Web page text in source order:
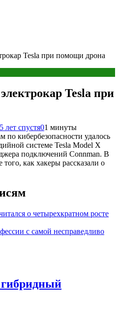
Tesla при помощи дрона
Tesla при
5 лет спустя01 минуты
кибербезопасности удалось
системе Tesla Model X
подключений Connman. В
как хакеры рассказали о
о четырехкратном росте
с самой несправедливо